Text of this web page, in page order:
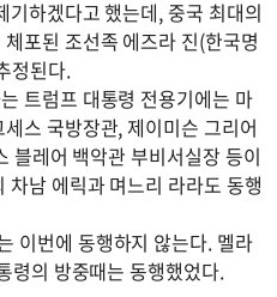
하겠다고 했는데, 중국 최대의
포된 조선족 에즈라 진(한국명
정된다.
트럼프 대통령 전용기에는 마
스 국방장관, 제이미슨 그리어
블레어 백악관 부비서실장 등이
남 에릭과 며느리 라라도 동행
이번에 동행하지 않는다. 멜라
령의 방중때는 동행했었다.